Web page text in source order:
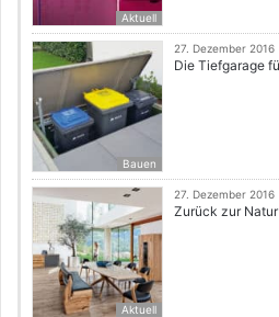
Aktuell
Bauen
27. Dezember 2016
Die Tiefgarage
Aktuell
27. Dezember 2016
Zurück zur